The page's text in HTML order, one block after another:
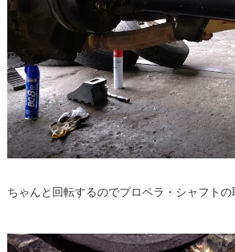
ちゃんと回転するのでプロペラ・シャフト